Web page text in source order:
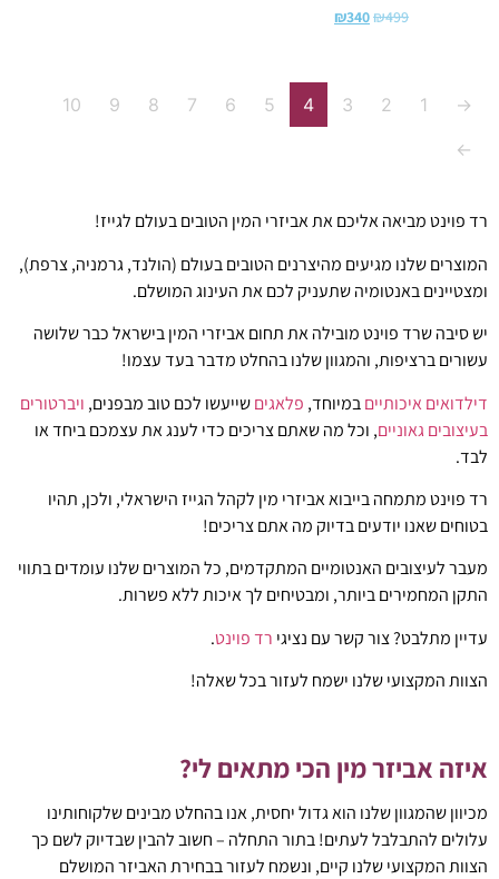
₪499
₪340
→
1
2
3
4
5
6
7
8
9
10
←
רד פוינט מביאה אליכם את אביזרי המין הטובים בעולם לגייז!
המוצרים שלנו מגיעים מהיצרנים הטובים בעולם (הולנד, גרמניה, צרפת),
ומצטיינים באנטומיה שתעניק לכם את העינוג המושלם.
יש סיבה שרד פוינט מובילה את תחום אביזרי המין בישראל כבר שלושה
עשורים ברציפות, והמגוון שלנו בהחלט מדבר בעד עצמו!
דילדואים איכותייםבמיוחד, פלאגיםשייעשו לכם טוב מבפנים, ויברטורים
בעיצובים גאוניים, וכל מה שאתם צריכים כדי לענג את עצמכם ביחד או
לבד.
רד פוינט מתמחה בייבוא אביזרי מין לקהל הגייז הישראלי, ולכן, תהיו
בטוחים שאנו יודעים בדיוק מה אתם צריכים!
מעבר לעיצובים האנטומיים המתקדמים, כל המוצרים שלנו עומדים בתווי
התקן המחמירים ביותר, ומבטיחים לך איכות ללא פשרות.
עדיין מתלבט? צור קשר עם נציגי רד פוינט.
הצוות המקצועי שלנו ישמח לעזור בכל שאלה!
איזה אביזר מין הכי מתאים לי?
מכיוון שהמגוון שלנו הוא גדול יחסית, אנו בהחלט מבינים שלקוחותינו
עלולים להתבלבל לעתים! בתור התחלה – חשוב להבין שבדיוק לשם כך
הצוות המקצועי שלנו קיים, ונשמח לעזור בבחירת האביזר המושלם